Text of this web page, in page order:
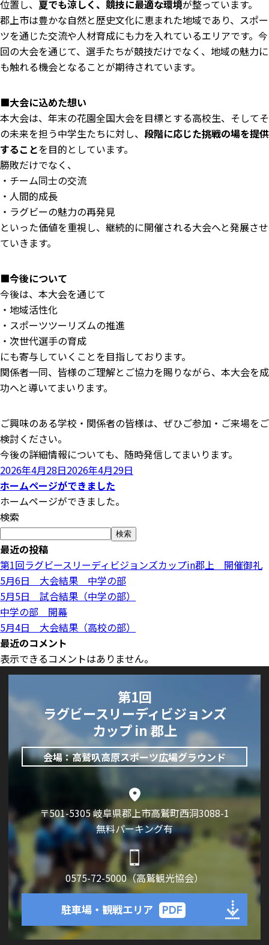
位置し、 夏でも涼しく、競技に最適な環境が整っています。
郡上市は豊かな自然と歴史文化に恵まれた地域であり、スポー
ツを通じた交流や人材育成にも力を入れているエリアです。今
回の大会を通じて、選手たちが競技だけでなく、地域の魅力に
も触れる機会となることが期待されています。
■大会に込めた想い
本大会は、年末の花園全国大会を目標とする高校生、そしてそ
の未来を担う中学生たちに対し、 段階に応じた挑戦の場を提供
することを目的としています。
勝敗だけでなく、
・チーム同士の交流
・人間的成長
・ラグビーの魅力の再発見
といった価値を重視し、継続的に開催される大会へと発展させ
ていきます。
■今後について
今後は、本大会を通じて
・地域活性化
・スポーツツーリズムの推進
・次世代選手の育成
にも寄与していくことを目指しております。
関係者一同、皆様のご理解とご協力を賜りながら、本大会を成
功へと導いてまいります。
ご興味のある学校・関係者の皆様は、ぜひご参加・ご来場をご
検討ください。
今後の詳細情報についても、随時発信してまいります。
投
稿
日:
2026年4月28日2026年4月29日
ホームページができました
ホームページができました。
検索
検索
最近の投稿
第1回ラグビースリーディビジョンズカップin郡上 開催御礼
5月6日 大会結果 中学の部
5月5日 試合結果（中学の部）
中学の部 開幕
5月4日 大会結果（高校の部）
最近のコメント
表示できるコメントはありません。
第1回
ラグビースリーディビジョンズ
カップ in 郡上
会場：高鷲叺高原スポーツ広場グラウンド
〒501-5305 岐阜県郡上市高鷲町西洞3088-1
無料パーキング有
0575-72-5000（高鷲観光協会）
駐車場・観戦エリア PDF